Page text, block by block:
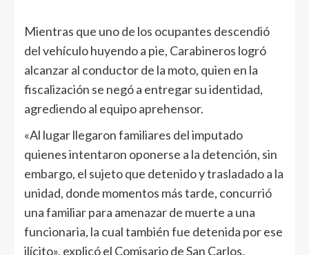
Mientras que uno de los ocupantes descendió
del vehículo huyendo a pie, Carabineros logró
alcanzar al conductor de la moto, quien en la
fiscalización se negó a entregar su identidad,
agrediendo al equipo aprehensor.
«Al lugar llegaron familiares del imputado
quienes intentaron oponerse a la detención, sin
embargo, el sujeto que detenido y trasladado a la
unidad, donde momentos más tarde, concurrió
una familiar para amenazar de muerte a una
funcionaria, la cual también fue detenida por ese
ilícito», explicó el Comisario de San Carlos,